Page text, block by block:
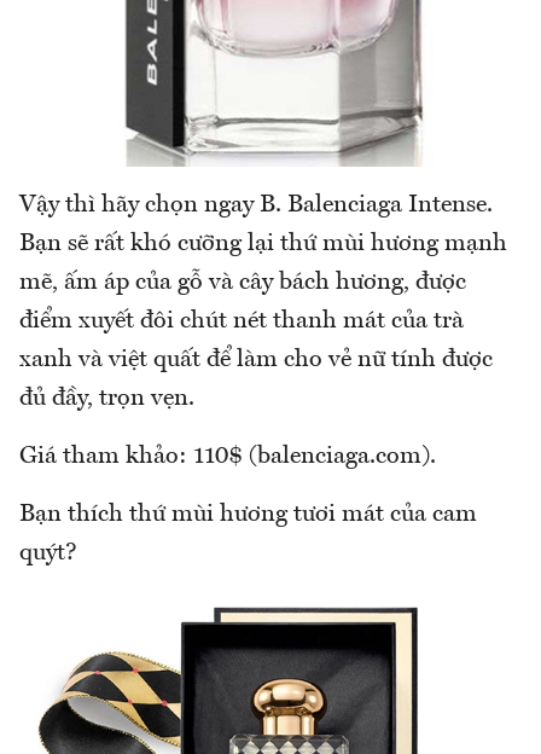
Vậy thì hãy chọn ngay B. Balenciaga Intense.
Bạn sẽ rất khó cưỡng lại thứ mùi hương mạnh
mẽ, ấm áp của gỗ và cây bách hương, được
điểm xuyết đôi chút nét thanh mát của trà
xanh và việt quất để làm cho vẻ nữ tính được
đủ đầy, trọn vẹn.
Giá tham khảo: 110$ (balenciaga.com).
Bạn thích thứ mùi hương tươi mát của cam
quýt?